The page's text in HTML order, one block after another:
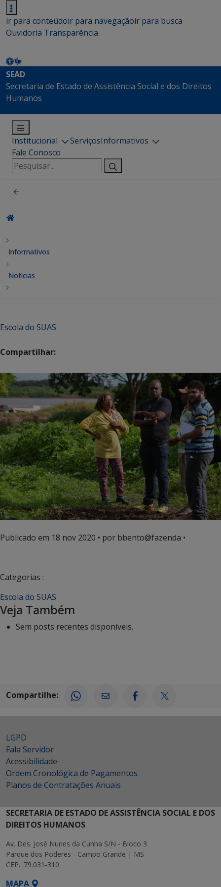
ir para conteúdoir para navegaçãoir para busca
Ouvidoria Transparência
SEAD
Secretaria de Estado de Assistência Social e dos Direitos
Humanos
Institucional ServiçosInformativos
Fale Conosco
Pesquisar
por:
Informativos
Notícias
Escola do SUAS
Compartilhar:
Publicado em 18 nov 2020 • por bbento@fazenda •
Categorias :
Escola do SUAS
Veja Também
Sem posts recentes disponíveis.
Compartilhe:
LGPD
Fala Servidor
Acessibilidade
Ordem Cronológica de Pagamentos
Planos de Contratações Anuais
SECRETARIA DE ESTADO DE ASSISTÊNCIA SOCIAL E DOS
DIREITOS HUMANOS
Av. Des. José Nunes da Cunha S/N - Bloco 3
Parque dos Poderes - Campo Grande | MS
CEP.: 79.031-310
MAPA